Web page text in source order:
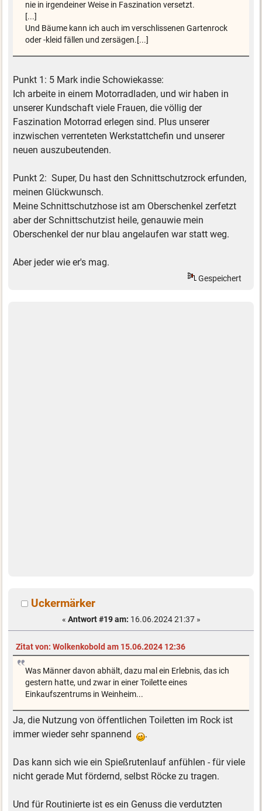
nie in irgendeiner Weise in Faszination versetzt.
[...]
Und Bäume kann ich auch im verschlissenen Gartenrock
oder -kleid fällen und zersägen.[...]
Punkt 1: 5 Mark indie Schowiekasse:
Ich arbeite in einem Motorradladen, und wir haben in
unserer Kundschaft viele Frauen, die völlig der
Faszination Motorrad erlegen sind. Plus unserer
inzwischen verrenteten Werkstattchefin und unserer
neuen auszubeutenden.
Punkt 2: Super, Du hast den Schnittschutzrock erfunden,
meinen Glückwunsch.
Meine Schnittschutzhose ist am Oberschenkel zerfetzt
aber der Schnittschutzist heile, genauwie mein
Oberschenkel der nur blau angelaufen war statt weg.
Aber jeder wie er's mag.
Gespeichert
Uckermärker
« Antwort #19 am: 16.06.2024 21:37 »
Zitat von: Wolkenkobold am 15.06.2024 12:36
Was Männer davon abhält, dazu mal ein Erlebnis, das ich
gestern hatte, und zwar in einer Toilette eines
Einkaufszentrums in Weinheim...
Ja, die Nutzung von öffentlichen Toiletten im Rock ist
immer wieder sehr spannend
.
Das kann sich wie ein Spießrutenlauf anfühlen - für viele
nicht gerade Mut fördernd, selbst Röcke zu tragen.
Und für Routinierte ist es ein Genuss die verdutzten